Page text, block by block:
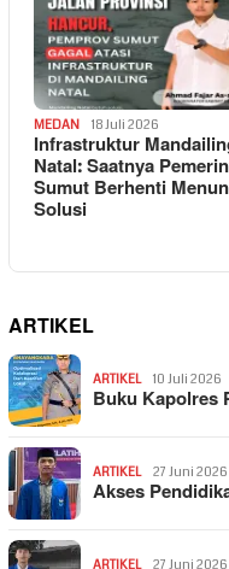
MEDAN 18 Juli 2026
Infrastruktur
Natal: Saatnya
Sumut Berhenti
Solusi
ARTIKEL
ARTIKEL 10 Juli 2026
Buku Kapolres
ARTIKEL 27 Juni 2026
Akses
ARTIKEL 27 Juni 2026